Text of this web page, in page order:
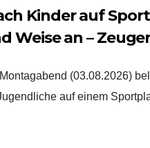
Kinder auf
Weise an –
(03.08.2026)
auf einem